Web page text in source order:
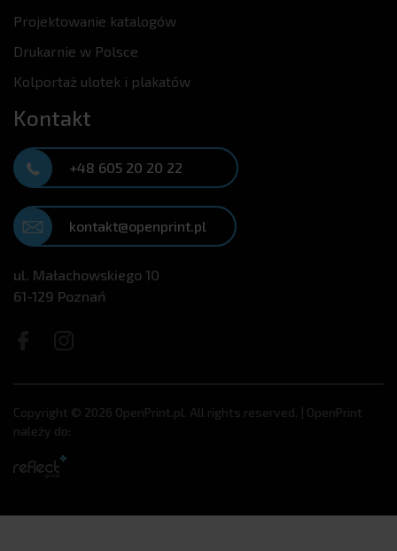
Projektowanie katalogów
Drukarnie w Polsce
Kolportaż ulotek i plakatów
Kontakt
+48 605 20 20 22
kontakt@openprint.pl
ul. Małachowskiego 10
61-129 Poznań
Copyright © 2026 OpenPrint.pl. All rights reserved. | OpenPrint
należy do: